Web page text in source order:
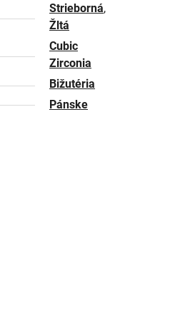
Strieborná,
Žltá
Cubic
Zirconia
Bižutéria
Pánske